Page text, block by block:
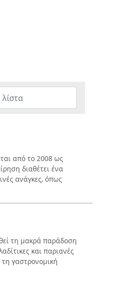
από το 2008 ως
διαθέτει ένα
ανάγκες, όπως
τη μακρά παράδοση
και παριανές
γαστρονομική